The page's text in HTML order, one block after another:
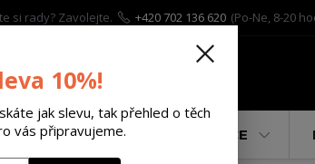
si rady? Zavolejte. +420 702 136 620 (Po-Ne, 8-20
DÁRKOVÉ POUKAZY % AKCE
10%!
jak slevu, tak přehled o těch
vás připravujeme.